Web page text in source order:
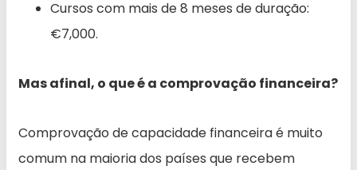
Cursos com mais de 8 meses de duração:
€7,000.
Mas afinal, o que é a comprovação financeira?
Comprovação de capacidade financeira é muito
comum na maioria dos países que recebem